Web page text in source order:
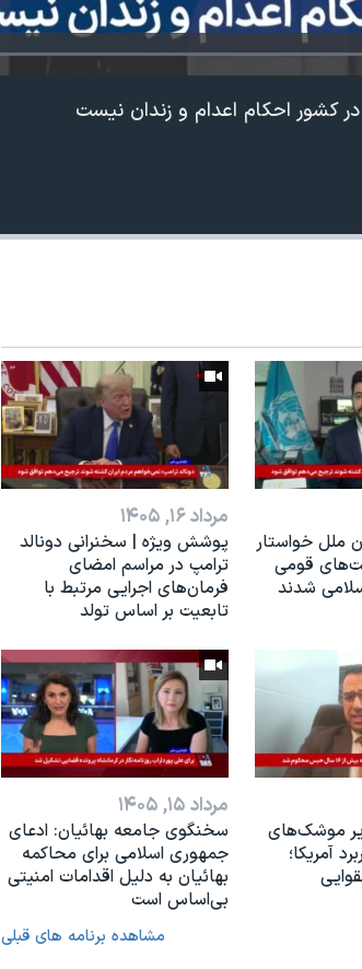
کشور احکام اعدام و زندان نیست
ملل خواستار
قومی
شدند
مرداد ۱۶, ۱۴۰۵
پوشش ویژه | سخنرانی دونالد
ترامپ در مراسم امضای
فرمان‌های اجرایی مرتبط با
تابعیت بر اساس تولد
موشک‌های
آمریکا؛
مرداد ۱۵, ۱۴۰۵
سخنگوی جامعه بهائیان: ادعای
جمهوری اسلامی برای محاکمه
بهائیان به دلیل اقدامات امنیتی
بی‌اساس است
مشاهده برنامه های قبلی